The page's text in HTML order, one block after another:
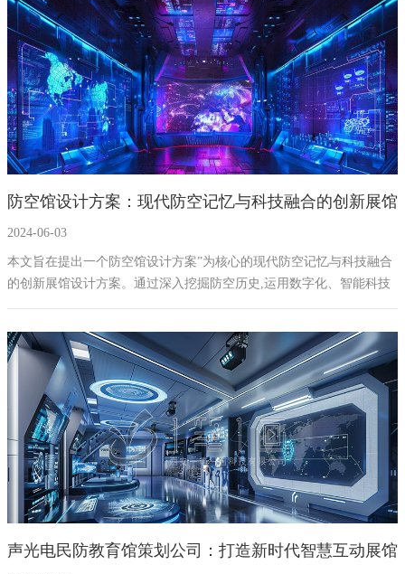
防空馆设计方案：现代防空记忆与科技融合的创新展馆
2024-06-03
本文旨在提出一个防空馆设计方案”为核心的现代防空记忆与科技融合
的创新展馆设计方案。通过深入挖掘防空历史,运用数字化、智能科技
等手段,打造一个富有创意、高科技的防空教育体验空间。
声光电民防教育馆策划公司：打造新时代智慧互动展馆